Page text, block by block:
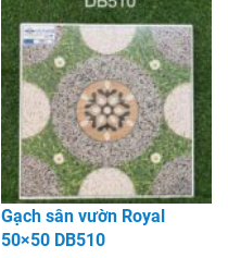
Gạch sân vườn Royal
50×50 DB510